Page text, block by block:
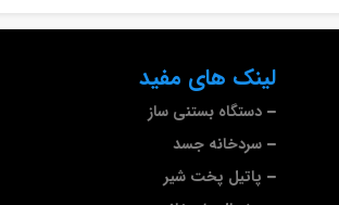
لینک های مفید
دستگاه بستنی ساز
سردخانه جسد
پاتیل پخت شیر